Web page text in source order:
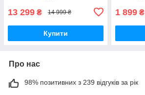
13 299 ₴ 14 999 ₴
Купити
1 899 ₴
Про нас
98% позитивних з 239 відгуків за рік